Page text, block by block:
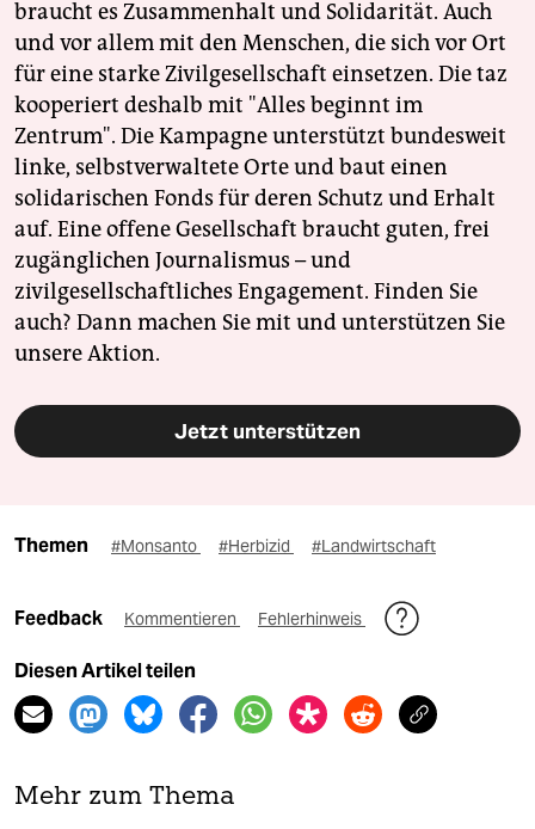
braucht es Zusammenhalt und Solidarität. Auch
und vor allem mit den Menschen, die sich vor Ort
für eine starke Zivilgesellschaft einsetzen. Die taz
kooperiert deshalb mit "Alles beginnt im
Zentrum". Die Kampagne unterstützt bundesweit
linke, selbstverwaltete Orte und baut einen
solidarischen Fonds für deren Schutz und Erhalt
auf. Eine offene Gesellschaft braucht guten, frei
zugänglichen Journalismus – und
zivilgesellschaftliches Engagement. Finden Sie
auch? Dann machen Sie mit und unterstützen Sie
unsere Aktion.
Jetzt unterstützen
Themen #Monsanto #Herbizid #Landwirtschaft
Feedback Kommentieren Fehlerhinweis
Diesen Artikel teilen
Mehr zum Thema